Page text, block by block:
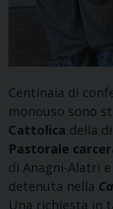
Centinaia di
monouso sono
Cattolica della
Pastorale
di Anagni-Alatri
detenuta nella
Una richiesta in